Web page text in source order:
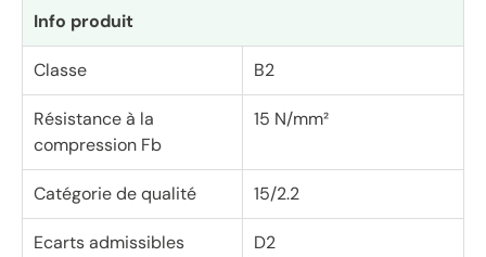
Info produit
Classe B2
Résistance à la
compression Fb
15 N/mm²
Catégorie de qualité 15/2.2
Ecarts admissibles D2